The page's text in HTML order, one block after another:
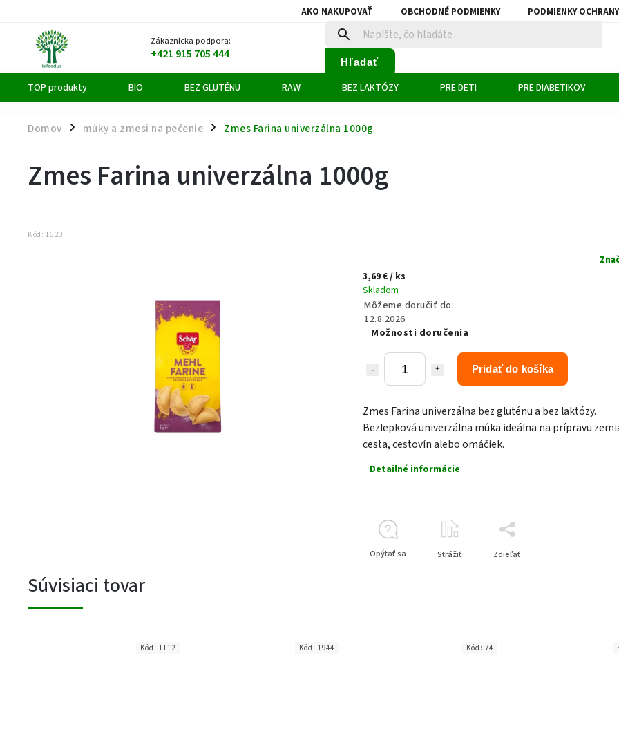
AKO NAKUPOVAŤ OBCHODNÉ PODMIENKY PODMIENKY
Zákaznícka podpora:
+421 915 705 444 Hľadať
TOP produkty BIO BEZ GLUTÉNU RAW BEZ LAKTÓZY PRE DETI PRE DIABETIKOV
Domov / múky a zmesi na pečenie / Zmes Farina univerzálna 1000g
Zmes Farina univerzálna 1000g
Kód: 1623
3,69 €/ ks
Skladom
Môžeme doručiť do:
12.8.2026
Možnosti doručenia
Pridať do košíka
Zmes Farina univerzálna bez gluténu a bez laktózy.
Bezlepková univerzálna múka ideálna na prípravu
cesta, cestovín alebo omáčiek.
Detailné informácie
Opýtať sa Strážiť Zdieľať
Súvisiaci tovar
Kód: 1112 Kód: 1944 Kód: 74